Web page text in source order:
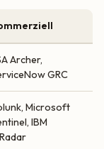
Archer,
GRC
Microsoft
IBM